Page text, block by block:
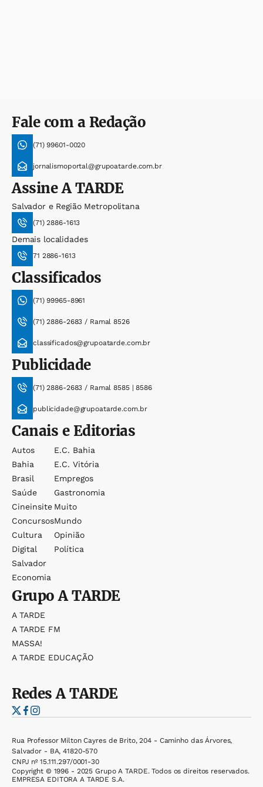
Fale com a Redação
(71) 99601-0020
jornalismoportal@grupoatarde.com.br
AssineA TARDE
Salvador e Região Metropolitana
(71) 2886-1613
Demais localidades
71 2886-1613
Classificados
(71) 99965-8961
(71) 2886-2683 / Ramal 8526
classificados@grupoatarde.com.br
Publicidade
(71) 2886-2683 / Ramal 8585 | 8586
publicidade@grupoatarde.com.br
Canais e Editorias
Autos
Bahia
Brasil
Saúde
Cineinsite
Concursos
Cultura
Digital
Salvador
Economia
E.c. Bahia
E.c. Vitória
Empregos
Gastronomia
Muito
Mundo
Opinião
Política
GrupoA TARDE
A TARDE
A TARDE FM
MASSA!
A TARDE EDUCAÇÃO
RedesA TARDE
Rua Professor Milton Cayres de Brito, 204 - Caminho das Árvores,
Salvador - BA, 41820-570
CNPJ nº 15.111.297/0001-30
Copyright © 1996 - 2025 Grupo A TARDE. Todos os direitos reservados.
EMPRESA EDITORA A TARDE S.A.